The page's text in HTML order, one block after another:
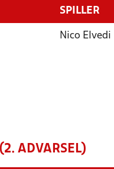
SPILLER
Nico Elvedi
ADVARSEL)